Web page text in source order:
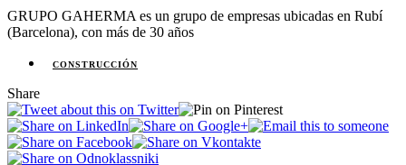
GRUPO GAHERMA es un grupo de empresas ubicadas en Rubí
(Barcelona), con más de 30 años
CONSTRUCCIÓN
Share